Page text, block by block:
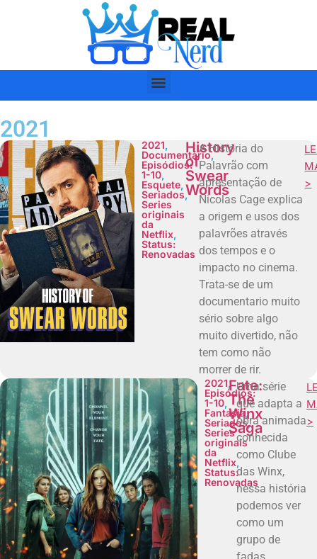
2021
2021,
Documentário,
Episódios:
1-10,
Esquete,
Seriados,
Series
originais
da
Netflix,
Status:
Renovadas
History
of
Swear
Words
A História do
Palavrão com
apresentação de
Nicolas Cage explica
a origem e usos dos
palavrões através
dos tempos e o
impacto no cinema.
Trata-se de um
documentario muito
sério sobre algo
muito divertido, não
tem como não
morrer de rir.
>
2021,
Episódios:
1-10,
Fantasia,
Seriados,
Series
originais
da
Netflix,
Status:
Renovadas
Fate:
The
Winx
Saga
Uma série
que adapta a
obra animada
conhecida
como Clube
das Winx,
nessa história
podemos ver
como um
grupo de
>